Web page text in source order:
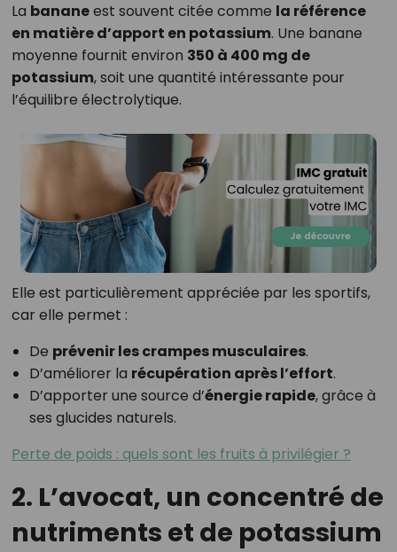
La bananeest souvent citée comme la référence
en matière d’apport en potassium. Une banane
moyenne fournit environ 350 à 400 mg de
potassium, soit une quantité intéressante pour
l’équilibre électrolytique.
Elle est particulièrement appréciée par les sportifs,
car elle permet :
De prévenir les crampes musculaires.
D’améliorer la récupération après l’effort.
D’apporter une source d’énergie rapide, grâce à
ses glucides naturels.
Perte de poids : quels sont les fruits à privilégier ?
2. L’avocat, un concentré de
nutriments et de potassium